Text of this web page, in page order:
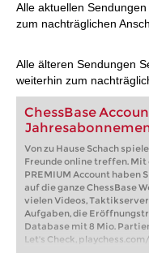
Alle aktuellen
zum nachträglichen
Alle älteren Sendungen
weiterhin zum
ChessBase
Von zu Hause Schach
Freunde online treffen. Mit
PREMIUM Account haben
auf die ganze ChessBase
vielen Videos,
Aufgaben, die
Database mit 8 Mio.
Let's Check, playchess.com/